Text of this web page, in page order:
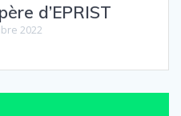
d’EPRIST
2022